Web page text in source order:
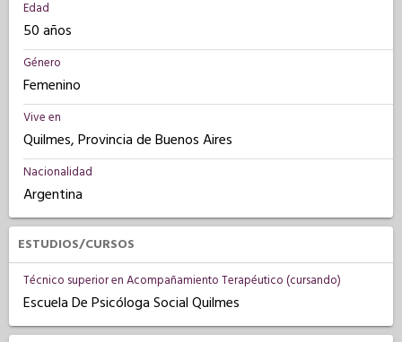
Edad
50 años
Género
Femenino
Vive en
Quilmes, Provincia de Buenos Aires
Nacionalidad
Argentina
ESTUDIOS/CURSOS
Técnico superior en Acompañamiento Terapéutico (cursando)
Escuela De Psicóloga Social Quilmes